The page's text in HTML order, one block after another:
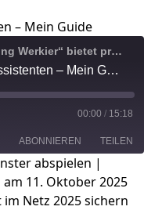
– Mein Guide
Der Podcast „Online Marketing Werkier“ bietet praxisnahe Einblicke in die Welt des digitalen Marketings, der Suchmaschinenoptimierung (SEO) und der künstlichen Intelligenz (KI).
KI Chatbots und virtuelle Assistenten – Mein Guide
00:00 / 15:18
ABONNIEREN TEILEN
abspielen |
11. Oktober 2025
im Netz 2025 sichern